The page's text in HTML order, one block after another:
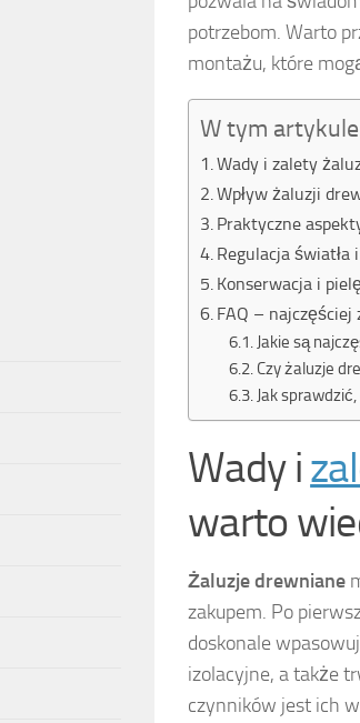
potrzebom. Warto
montażu, które
W tym
Wady i zalety
Wpływ żaluzji
Praktyczne
Regulacja
Konserwacja i
FAQ – najczęściej
Jakie są
Czy żaluzje
Jak
Wady i
warto
Żaluzje drewniane
zakupem. Po
doskonale
izolacyjne, a także
czynników jest ich